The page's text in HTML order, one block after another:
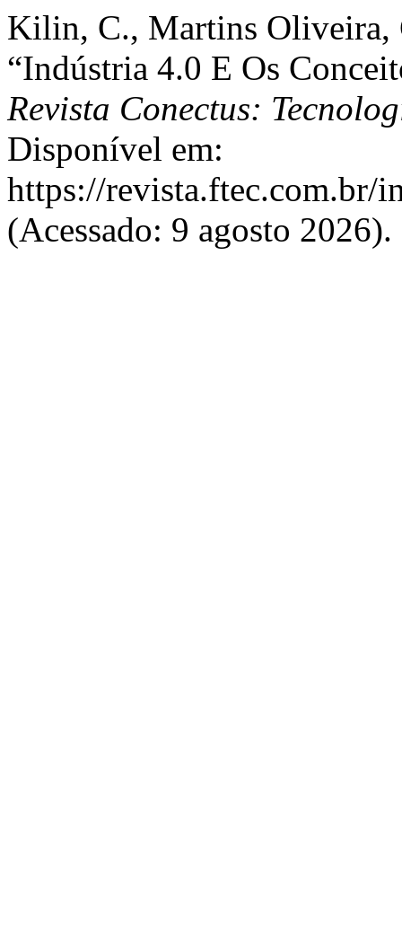
Kilin, C., Martins Oliveira,
“Indústria 4.0 E Os
Revista Conectus:
Disponível em:
https://revista.ftec.com.br/
(Acessado: 9 agosto 2026).